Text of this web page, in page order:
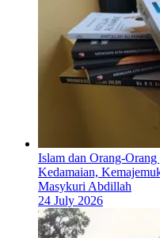
Islam dan Orang-
Kedamaian,
Masykuri Abdillah
24 July 2026